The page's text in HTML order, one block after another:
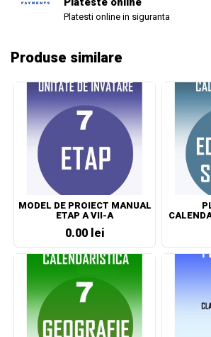
Platesti online in siguranta
Produse similare
MODEL DE PROIECT MANUAL
ETAP A VII-A
0.00 lei